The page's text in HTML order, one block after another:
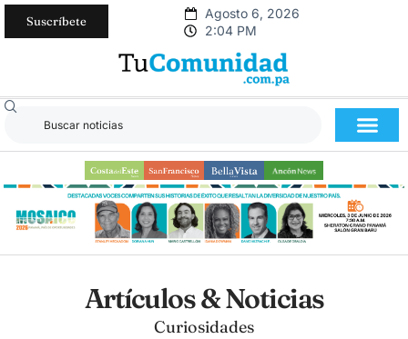
Suscríbete
Agosto 6, 2026
2:04 PM
Artículos & Noticias
Curiosidades